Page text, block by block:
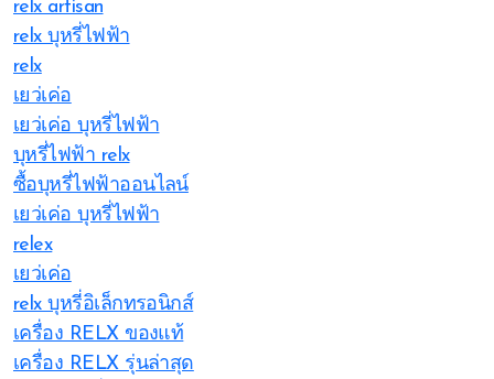
relx artisan
relx บุหรี่ไฟฟ้า
relx
เยว่เค่อ
เยว่เค่อ บุหรี่ไฟฟ้า
บุหรี่ไฟฟ้า relx
ซื้อบุหรี่ไฟฟ้าออนไลน์
เยว่เค่อ บุหรี่ไฟฟ้า
relex
เยว่เค่อ
relx บุหรี่อิเล็กทรอนิกส์
เครื่อง RELX ของแท้
เครื่อง RELX รุ่นล่าสุด